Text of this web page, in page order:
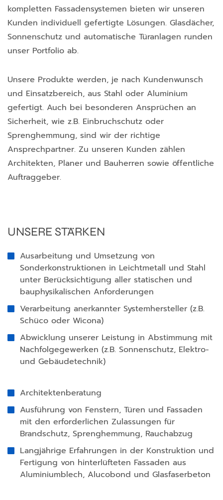
kompletten Fassadensystemen bieten wir unseren
Kunden individuell gefertigte Lösungen. Glasdächer,
Sonnenschutz und automatische Türanlagen runden
unser Portfolio ab.
Unsere Produkte werden, je nach Kundenwunsch
und Einsatzbereich, aus Stahl oder Aluminium
gefertigt. Auch bei besonderen Ansprüchen an
Sicherheit, wie z.B. Einbruchschutz oder
Sprenghemmung, sind wir der richtige
Ansprechpartner. Zu unseren Kunden zählen
Architekten, Planer und Bauherren sowie öffentliche
Auftraggeber.
UNSERE STÄRKEN
Ausarbeitung und Umsetzung von
Sonderkonstruktionen in Leichtmetall und Stahl
unter Berücksichtigung aller statischen und
bauphysikalischen Anforderungen
Verarbeitung anerkannter Systemhersteller (z.B.
Schüco oder Wicona)
Abwicklung unserer Leistung in Abstimmung mit
Nachfolgegewerken (z.B. Sonnenschutz, Elektro-
und Gebäudetechnik)
Architektenberatung
Ausführung von Fenstern, Türen und Fassaden
mit den erforderlichen Zulassungen für
Brandschutz, Sprenghemmung, Rauchabzug
Langjährige Erfahrungen in der Konstruktion und
Fertigung von hinterlüfteten Fassaden aus
Aluminiumblech, Alucobond und Glasfaserbeton